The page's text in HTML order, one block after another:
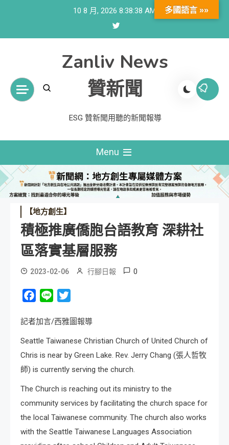
10 8 月, 2026 8:38:39 AM
Zanliv News
贊新聞
ESG 贊新聞用聽的新聞報導
Menu
【地方創生】
積極推廣僑胞台語教育 深耕社
區落實基層服務
2023-02-06 行腳日報 0
Facebook
Line
記者加言/西雅圖報導
Seattle Taiwanese Christian Church of United Church of
Chris is near by Green Lake. Rev. Jerry Chang (張人哲牧
師) is currently serving the church.
The Church is reaching out its ministry to the
community services by facilitating the church space for
the local Taiwanese community. The church also works
with the Seattle Taiwanese Languages Association
多國語言 »»